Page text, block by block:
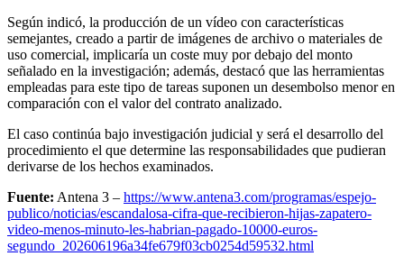
Según indicó, la producción de un vídeo con características
semejantes, creado a partir de imágenes de archivo o materiales de
uso comercial, implicaría un coste muy por debajo del monto
señalado en la investigación; además, destacó que las herramientas
empleadas para este tipo de tareas suponen un desembolso menor en
comparación con el valor del contrato analizado.
El caso continúa bajo investigación judicial y será el desarrollo del
procedimiento el que determine las responsabilidades que pudieran
derivarse de los hechos examinados.
Fuente: Antena 3 – https://www.antena3.com/programas/espejo-
publico/noticias/escandalosa-cifra-que-recibieron-hijas-zapatero-
video-menos-minuto-les-habrian-pagado-10000-euros-
segundo_202606196a34fe679f03cb0254d59532.html